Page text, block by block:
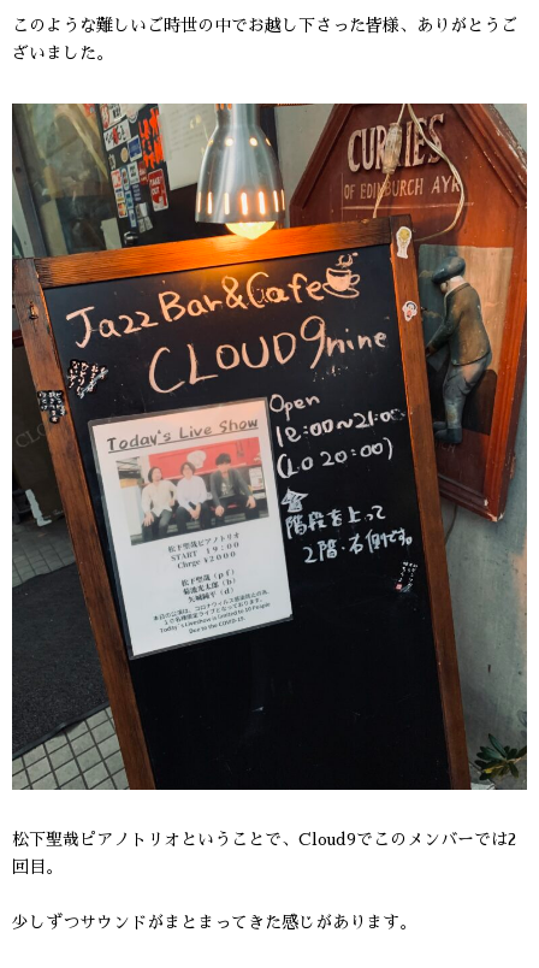
このような難しいご時世の中でお越し下さった皆様、ありがとうご
ざいました。
松下聖哉ピアノトリオということで、Cloud9でこのメンバーでは2
回目。
少しずつサウンドがまとまってきた感じがあります。